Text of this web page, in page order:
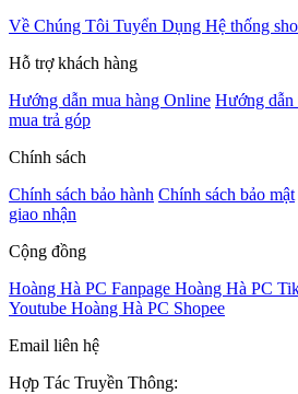
Về Chúng Tôi Tuyển Dụng Hệ thống
Hỗ trợ khách hàng
Hướng dẫn mua hàng Online Hướng dẫn
mua trả góp
Chính sách
Chính sách bảo hành Chính sách bảo mật
giao nhận
Cộng đồng
Hoàng Hà PC Fanpage Hoàng Hà PC
Youtube Hoàng Hà PC Shopee
Email liên hệ
Hợp Tác Truyền Thông: